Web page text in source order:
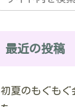
最近の投稿
初夏のもぐも